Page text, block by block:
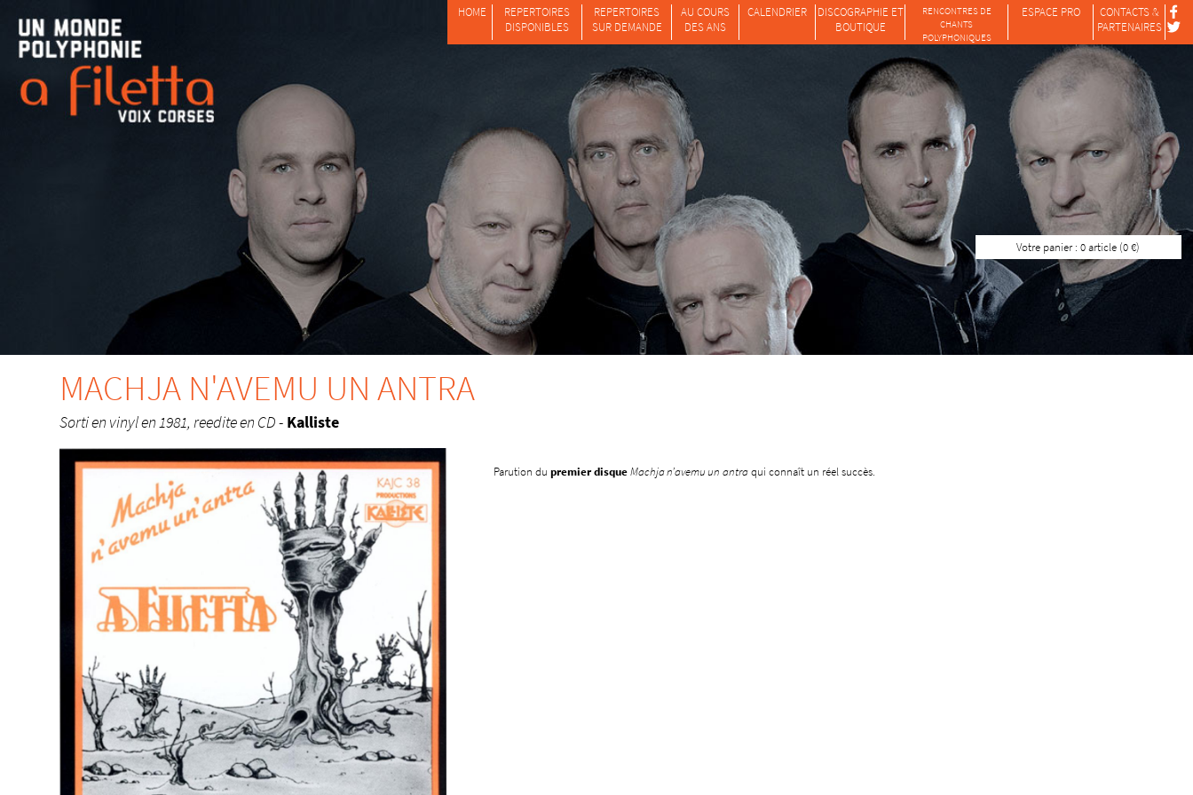
Votre panier : 0 article (0 €)
MACHJA N'AVEMU UN ANTRA
Sorti en vinyl en 1981, reedite en CD- Kalliste
Parution dupremier disqueMachja n’avemu un antraqui connaît un réel succès.
HOME
REPERTOIRES
DISPONIBLES
REPERTOIRES
SUR DEMANDE
AU COURS
DES ANS
CALENDRIER
DISCOGRAPHIE ET
BOUTIQUE
RENCONTRES DE
CHANTS
POLYPHONIQUES
ESPACE PRO
CONTACTS &
PARTENAIRES